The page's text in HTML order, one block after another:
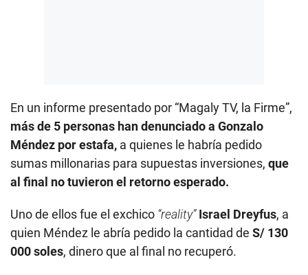
En un informe presentado por “Magaly TV, la Firme”,
más de 5 personas han denunciado a Gonzalo
Méndez por estafa, a quienes le habría pedido
sumas millonarias para supuestas inversiones, que
al final no tuvieron el retorno esperado.
Uno de ellos fue el exchico “reality” Israel Dreyfus, a
quien Méndez le abría pedido la cantidad de S/ 130
000 soles, dinero que al final no recuperó.